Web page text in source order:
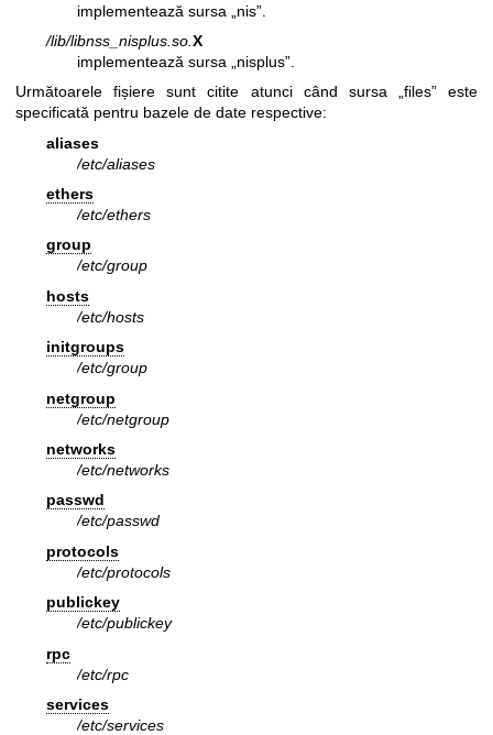
implementează sursa „nis”.
/lib/libnss_nisplus.so. X
implementează sursa „nisplus”.
Următoarele fișiere sunt citite atunci când sursa „files” este
specificată pentru bazele de date respective:
aliases
/etc/aliases
ethers
/etc/ethers
group
/etc/group
hosts
/etc/hosts
initgroups
/etc/group
netgroup
/etc/netgroup
networks
/etc/networks
passwd
/etc/passwd
protocols
/etc/protocols
publickey
/etc/publickey
rpc
/etc/rpc
services
/etc/services